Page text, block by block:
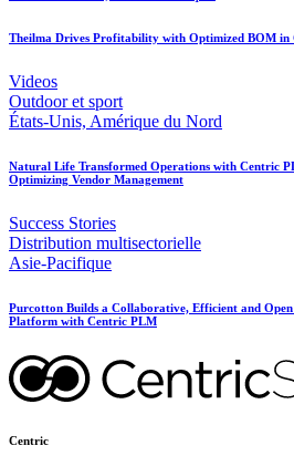
Theilma Drives Profitability with Optimized BOM in
Videos
Outdoor et sport
États-Unis, Amérique du Nord
Natural Life Transformed Operations with Centric
Optimizing Vendor Management
Success Stories
Distribution multisectorielle
Asie-Pacifique
Purcotton Builds a Collaborative, Efficient and
Platform with Centric PLM
Centric